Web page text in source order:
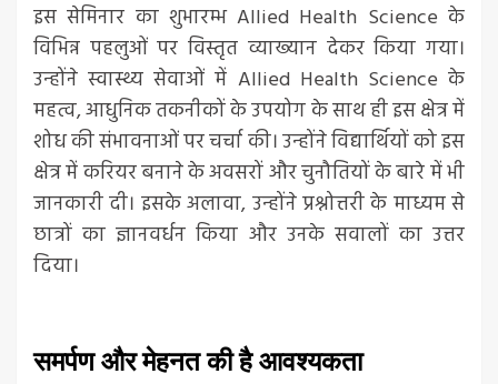
इस सेमिनार का शुभारम्भ Allied Health Science के
विभिन्न पहलुओं पर विस्तृत व्याख्यान देकर किया गया।
उन्होंने स्वास्थ्य सेवाओं में Allied Health Science के
महत्व, आधुनिक तकनीकों के उपयोग के साथ ही इस क्षेत्र में
शोध की संभावनाओं पर चर्चा की। उन्होंने विद्यार्थियों को इस
क्षेत्र में करियर बनाने के अवसरों और चुनौतियों के बारे में भी
जानकारी दी। इसके अलावा, उन्होंने प्रश्नोत्तरी के माध्यम से
छात्रों का ज्ञानवर्धन किया और उनके सवालों का उत्तर
दिया।
समर्पण और मेहनत की है आवश्यकता